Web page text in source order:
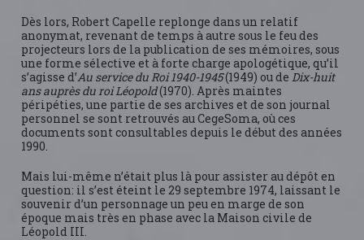
Dès lors, Robert Capelle replonge dans un relatif
anonymat, revenant de temps à autre sous le feu des
projecteurs lors de la publication de ses mémoires, sous
une forme sélective et à forte charge apologétique, qu’il
s’agisse d’Au service du Roi 1940-1945(1949) ou deDix-huit
ans auprès du roi Léopold(1970). Après maintes
péripéties, une partie de ses archives et de son journal
personnel se sont retrouvés au CegeSoma, où ces
documents sont consultables depuis le début des années
1990.
Mais lui-même n’était plus là pour assister au dépôt en
question: il s’est éteint le 29 septembre 1974, laissant le
souvenir d’un personnage un peu en marge de son
époque mais très en phase avec la Maison civile de
Léopold III.